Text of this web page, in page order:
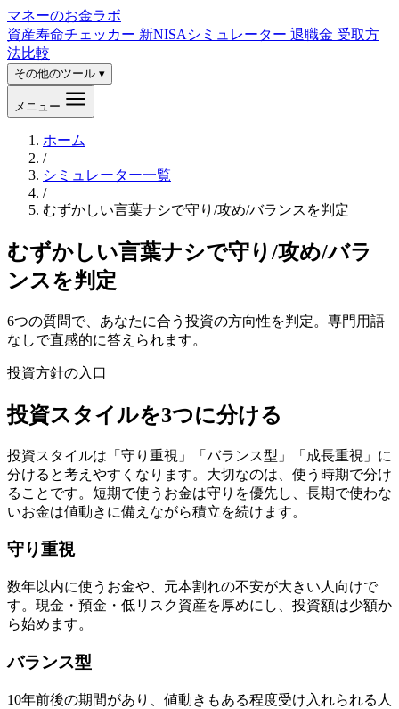
マネーのお金ラボ
資産寿命チェッカー 新NISAシミュレーター 退職金 受取方
法比較
その他のツール ▾
メニュー
ホーム
/
シミュレーター一覧
/
むずかしい言葉ナシで守り/攻め/バランスを判定
むずかしい言葉ナシで守り/攻め/バラ
ンスを判定
6つの質問で、あなたに合う投資の方向性を判定。専門用語
なしで直感的に答えられます。
投資方針の入口
投資スタイルを3つに分ける
投資スタイルは「守り重視」「バランス型」「成長重視」に
分けると考えやすくなります。大切なのは、使う時期で分け
ることです。短期で使うお金は守りを優先し、長期で使わな
いお金は値動きに備えながら積立を続けます。
守り重視
数年以内に使うお金や、元本割れの不安が大きい人向けで
す。現金・預金・低リスク資産を厚めにし、投資額は少額か
ら始めます。
バランス型
10年前後の期間があり、値動きもある程度受け入れられる人